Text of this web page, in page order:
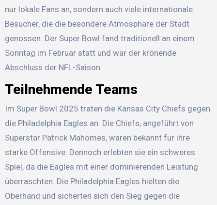
nur lokale Fans an, sondern auch viele internationale
Besucher, die die besondere Atmosphäre der Stadt
genossen. Der Super Bowl fand traditionell an einem
Sonntag im Februar statt und war der krönende
Abschluss der NFL-Saison.
Teilnehmende Teams
Im Super Bowl 2025 traten die Kansas City Chiefs gegen
die Philadelphia Eagles an. Die Chiefs, angeführt von
Superstar Patrick Mahomes, waren bekannt für ihre
starke Offensive. Dennoch erlebten sie ein schweres
Spiel, da die Eagles mit einer dominierenden Leistung
überraschten. Die Philadelphia Eagles hielten die
Oberhand und sicherten sich den Sieg gegen die